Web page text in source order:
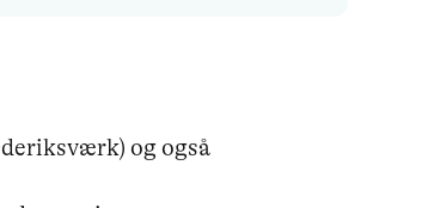
og også